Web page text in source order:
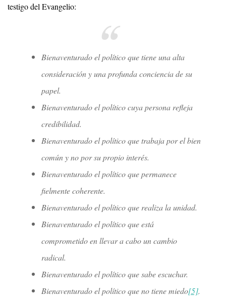
testigo del Evangelio:
Bienaventurado el político que tiene una alta
consideración y una profunda conciencia de su
papel.
Bienaventurado el político cuya persona refleja
credibilidad.
Bienaventurado el político que trabaja por el bien
común y no por su propio interés.
Bienaventurado el político que permanece
fielmente coherente.
Bienaventurado el político que realiza la unidad.
Bienaventurado el político que está
comprometido en llevar a cabo un cambio
radical.
Bienaventurado el político que sabe escuchar.
Bienaventurado el político que no tiene miedo[5].